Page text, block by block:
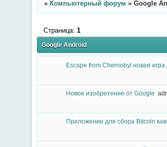
» Компьютерный форум » Google
Google Android
Страница: 1
Escape from Chernobyl новая
Новое изобретение от Google
Приложение для сбора Bitcoin